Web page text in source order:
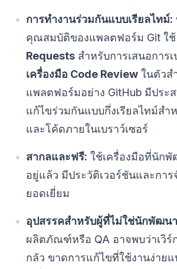
การทำงานร่วมกันแบบเรียลไทม์:
คุณสมบัติของแพลตฟอร์ม Git ใช้
Requests สำหรับการเสนอการ
เครื่องมือ Code Review ในตัวส
แพลตฟอร์มอย่าง GitHub มีประ
แก้ไขร่วมกันแบบกึ่งเรียลไทม์สำ
และโค้ดภายในเบราว์เซอร์
สากลและฟรี: ใช้เครื่องมือที่นัก
อยู่แล้ว มีประวัติเวอร์ชันและกา
ยอดเยี่ยม
อุปสรรคสำหรับผู้ที่ไม่ใช่นักพัฒน
ผลิตภัณฑ์หรือ QA อาจพบว่าเวิร์
กลัว ขาดการแก้ไขที่ใช้งานง่าย